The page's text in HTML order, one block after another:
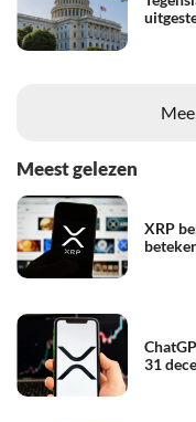
Meest gelezen
XRP
31